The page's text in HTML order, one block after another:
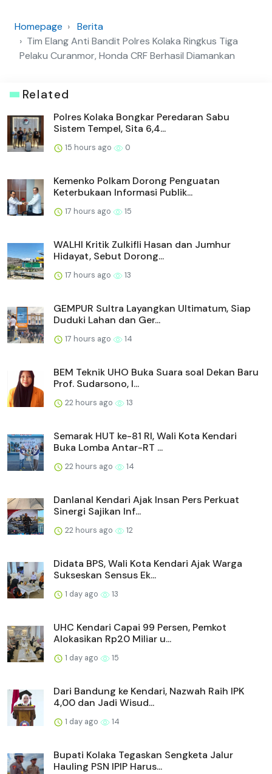
Homepage
Berita
Tim Elang Anti Bandit Polres Kolaka Ringkus Tiga
Pelaku Curanmor, Honda CRF Berhasil Diamankan
Related
Polres Kolaka Bongkar Peredaran Sabu
Sistem Tempel, Sita 6,4...
15 hours ago 0
Kemenko Polkam Dorong Penguatan
Keterbukaan Informasi Publik...
17 hours ago 15
WALHI Kritik Zulkifli Hasan dan Jumhur
Hidayat, Sebut Dorong...
17 hours ago 13
GEMPUR Sultra Layangkan Ultimatum, Siap
Duduki Lahan dan Ger...
17 hours ago 14
BEM Teknik UHO Buka Suara soal Dekan Baru
Prof. Sudarsono, I...
22 hours ago 13
Semarak HUT ke-81 RI, Wali Kota Kendari
Buka Lomba Antar-RT ...
22 hours ago 14
Danlanal Kendari Ajak Insan Pers Perkuat
Sinergi Sajikan Inf...
22 hours ago 12
Didata BPS, Wali Kota Kendari Ajak Warga
Sukseskan Sensus Ek...
1 day ago 13
UHC Kendari Capai 99 Persen, Pemkot
Alokasikan Rp20 Miliar u...
1 day ago 15
Dari Bandung ke Kendari, Nazwah Raih IPK
4,00 dan Jadi Wisud...
1 day ago 14
Bupati Kolaka Tegaskan Sengketa Jalur
Hauling PSN IPIP Harus...